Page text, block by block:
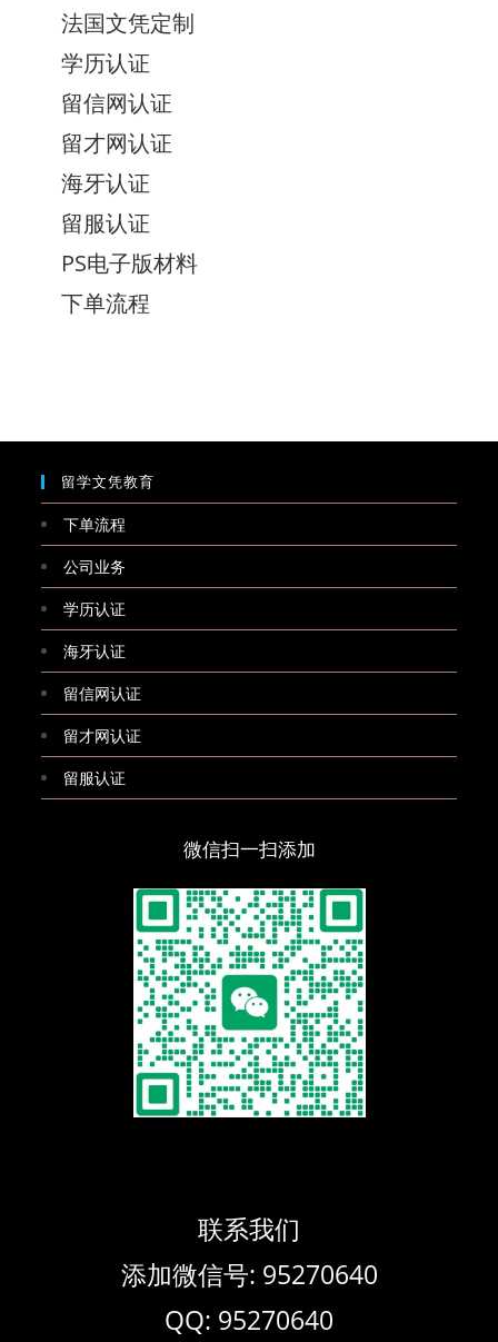
法国文凭定制
学历认证
留信网认证
留才网认证
海牙认证
留服认证
PS电子版材料
下单流程
留学文凭教育
下单流程
公司业务
学历认证
海牙认证
留信网认证
留才网认证
留服认证
微信扫一扫添加
联系我们
添加微信号: 95270640
QQ: 95270640